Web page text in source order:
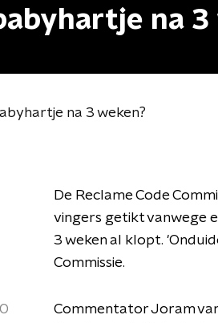
na 3
na 3 weken?
De Reclame Code
vingers getikt vanwege
3 weken al klopt.
Commissie.
Commentator Joram